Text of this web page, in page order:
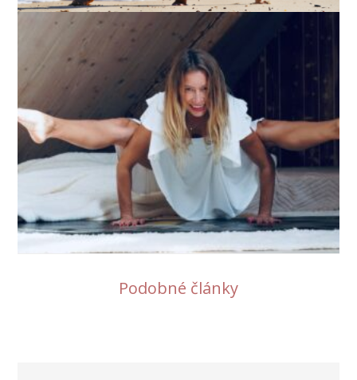
Podobné články